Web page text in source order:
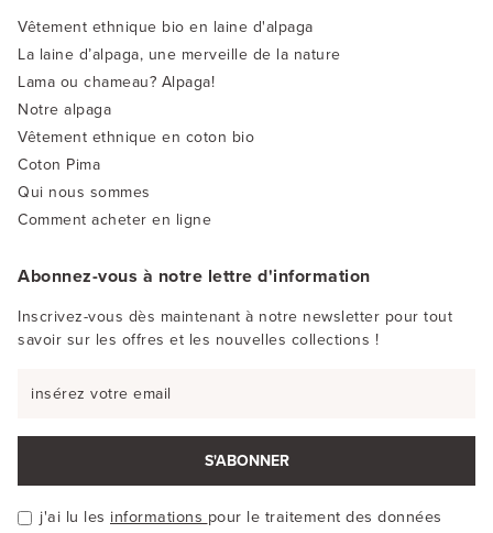
Vêtement ethnique bio en laine d'alpaga
La laine d’alpaga, une merveille de la nature
Lama ou chameau? Alpaga!
Notre alpaga
Vêtement ethnique en coton bio
Coton Pima
Qui nous sommes
Comment acheter en ligne
Abonnez-vous à notre lettre d'information
Inscrivez-vous dès maintenant à notre newsletter pour tout
savoir sur les offres et les nouvelles collections !
S'ABONNER
j'ai lu les informations pour le traitement des données